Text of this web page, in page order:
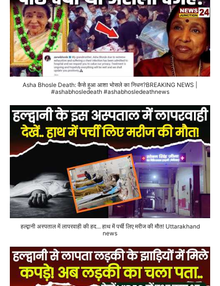
Asha Bhosle Death: कैसे हुआ आशा भोसले का निधन?BREAKING NEWS |
#ashabhosledeath #ashabhosledeathnews
हल्द्वानी अस्पताल में लापरवाही की हद... हाथ में पर्ची लिए मरीज की मौत! Uttarakhand
news